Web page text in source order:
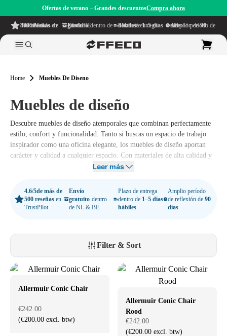
Ofertas de verano – Grandes descuentosCompra ahora
4.6/5
de más de 500 reseñas
en TrustPilot Envío gratuito
dentro de NL & BE Plazo de entrega dentro de
1–5 días hábiles Amplio período de reflexión de
90 días
Home Muebles De Diseno
Muebles de diseño
Descubre muebles de diseño atemporales que combinan perfectamente
estilo, confort y funcionalidad. Tanto si buscas un espacio de trabajo
inspirador como una oficina elegante, los muebles de diseño aportan
carácter y calidad a cualquier espacio. Con materiales de alta calidad y
diseños bien pensados, los muebles de diseño son una inversión que
En Offeco entendemos que el buen diseño es más que apariencia. Por
eso te ayudamos a encontrar muebles de diseño que se adapten
tu espacio con muebles de diseño elegantes que combinan confort y
Leer más
4.6/5de más de
500 reseñas en
TrustPilot
Envío
gratuito dentro
de NL & BE
Plazo de entrega
dentro de 1–5 días
hábiles
Amplio período
de reflexión de90
días
Filter & Sort
Allermuir Conic Chair
€242.00
(€200.00 excl. btw)
Allermuir Conic Chair
Rood
€242.00
(€200.00 excl. btw)